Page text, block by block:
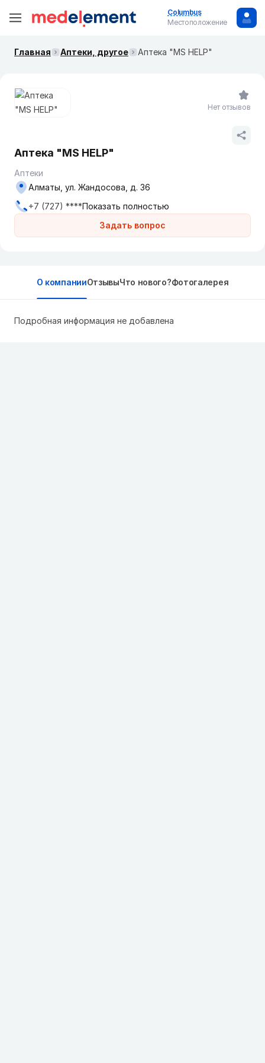
Columbus
Местоположение
Главная Аптеки, другое Аптека "MS HELP"
Аптека "MS HELP"
Аптеки
Задать вопрос
Алматы, ул. Жандосова, д. 36
+7 (727) ****Показать полностью
Нет отзывов
О компанииОтзывыЧто нового?Фотогалерея
Подробная информация не добавлена